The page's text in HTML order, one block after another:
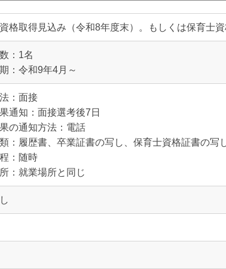
格取得見込み（令和8年度末）。もしくは保育士
：1名
：令和9年4月～
：面接
通知：面接選考後7日
の通知方法：電話
：履歴書、卒業証書の写し、保育士資格証書の写
：随時
：就業場所と同じ